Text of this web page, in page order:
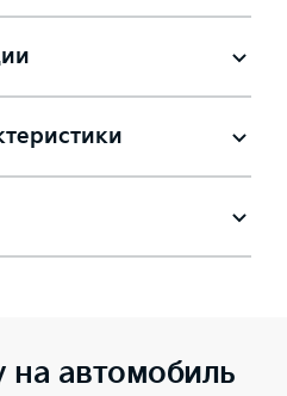
на автомобиль